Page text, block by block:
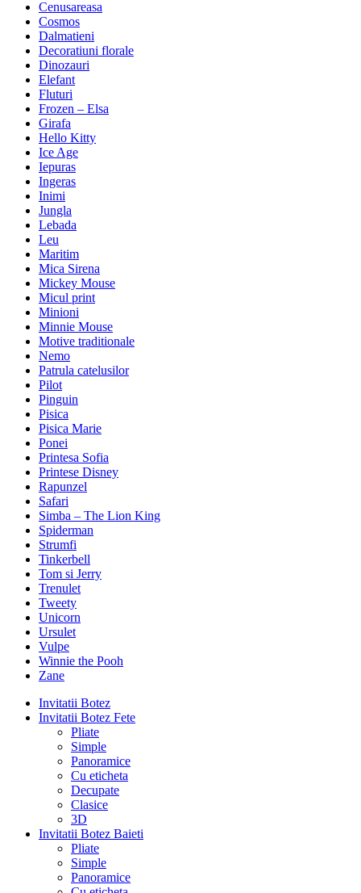
Cenusareasa
Cosmos
Dalmatieni
Decoratiuni florale
Dinozauri
Elefant
Fluturi
Frozen – Elsa
Girafa
Hello Kitty
Ice Age
Iepuras
Ingeras
Inimi
Jungla
Lebada
Leu
Maritim
Mica Sirena
Mickey Mouse
Micul print
Minioni
Minnie Mouse
Motive traditionale
Nemo
Patrula catelusilor
Pilot
Pinguin
Pisica
Pisica Marie
Ponei
Printesa Sofia
Printese Disney
Rapunzel
Safari
Simba – The Lion King
Spiderman
Strumfi
Tinkerbell
Tom si Jerry
Trenulet
Tweety
Unicorn
Ursulet
Vulpe
Winnie the Pooh
Zane
Invitatii Botez
Invitatii Botez Fete
Pliate
Simple
Panoramice
Cu eticheta
Decupate
Clasice
3D
Invitatii Botez Baieti
Pliate
Simple
Panoramice